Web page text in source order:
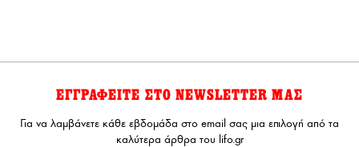
ΕΓΓΡΑΦΕΙΤΕ ΣΤΟ NEWSLETTER ΜΑΣ
Για να λαμβάνετε κάθε εβδομάδα στο email σας μια επιλογή από τα
καλύτερα άρθρα του lifo.gr